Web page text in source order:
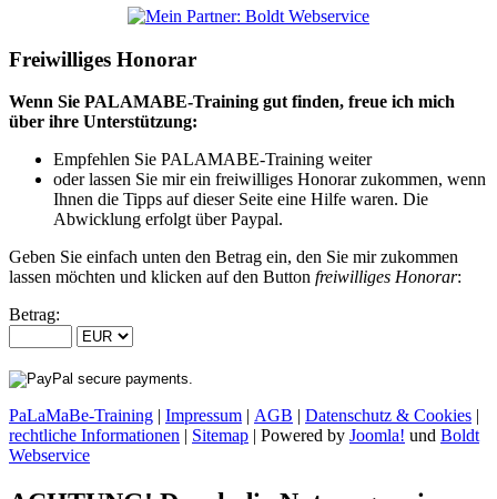
Freiwilliges Honorar
Wenn Sie PALAMABE-Training gut finden, freue ich mich
über ihre Unterstützung:
Empfehlen Sie PALAMABE-Training weiter
oder lassen Sie mir ein freiwilliges Honorar zukommen, wenn
Ihnen die Tipps auf dieser Seite eine Hilfe waren. Die
Abwicklung erfolgt über Paypal.
Geben Sie einfach unten den Betrag ein, den Sie mir zukommen
lassen möchten und klicken auf den Button freiwilliges Honorar:
Betrag:
PaLaMaBe-Training Impressum AGB Datenschutz & Cookies
rechtliche Informationen
Sitemap | Powered by Joomla! und Boldt
Webservice